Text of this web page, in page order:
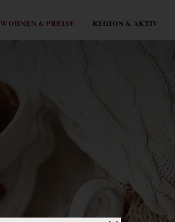
WOHNEN & PREISE REGION & AKTIV